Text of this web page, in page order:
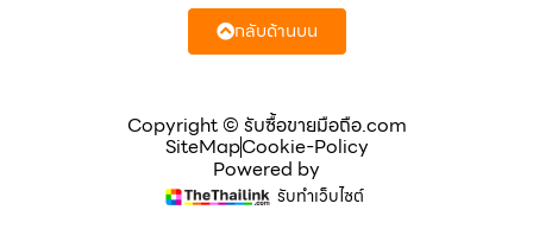
Copyright © รับซื้อขายมือถือ.com
SiteMapCookie-Policy
Powered by
รับทำเว็บไซต์
กลับด้านบน